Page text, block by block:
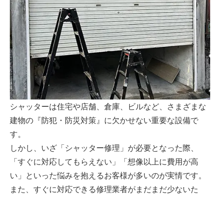
シャッターは住宅や店舗、倉庫、ビルなど、さまざまな
建物の『防犯・防災対策』に欠かせない重要な設備で
す。
しかし、いざ「シャッター修理」が必要となった際、
「すぐに対応してもらえない」「想像以上に費用が高
い」といった悩みを抱えるお客様が多いのが実情です。
また、すぐに対応できる修理業者がまだまだ少ないた